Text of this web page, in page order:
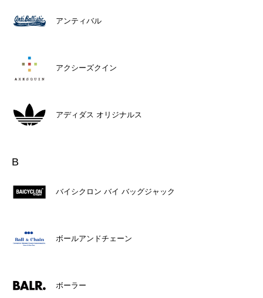
アンティバル
アクシーズクイン
アディダス オリジナルス
B
バイシクロン バイ バッグジャック
ボールアンドチェーン
ボーラー